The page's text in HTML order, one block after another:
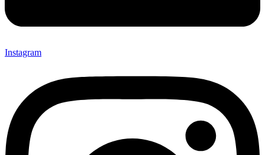
Instagram